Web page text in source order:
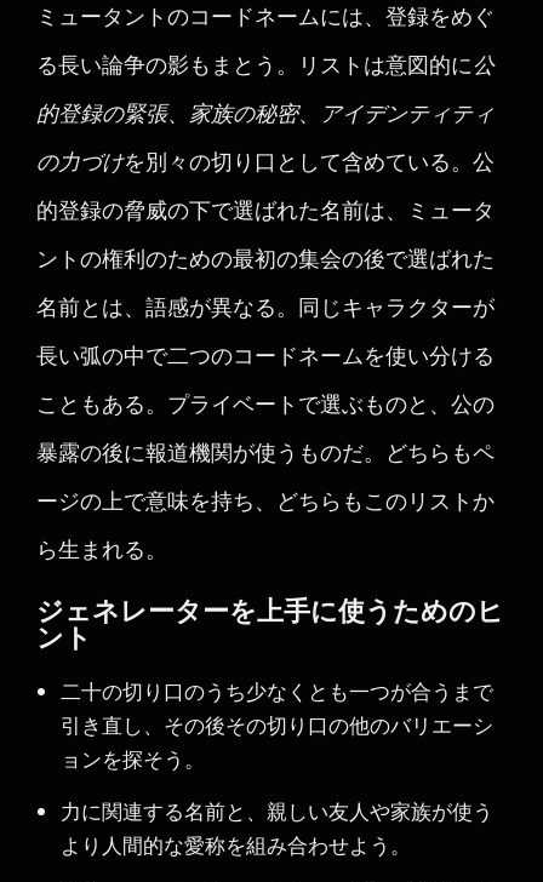
ミュータントのコードネームには、登録をめぐ
る長い論争の影もまとう。リストは意図的に公
的登録の緊張、 家族の秘密、
アイデンティティ
の力づけを別々の切り口として含めている。公
的登録の脅威の下で選ばれた名前は、ミュータ
ントの権利のための最初の集会の後で選ばれた
名前とは、語感が異なる。同じキャラクターが
長い弧の中で二つのコードネームを使い分ける
こともある。プライベートで選ぶものと、公の
暴露の後に報道機関が使うものだ。どちらもペ
ージの上で意味を持ち、どちらもこのリストか
ら生まれる。
ジェネレーターを上手に使うためのヒ
ント
二十の切り口のうち少なくとも一つが合うまで
引き直し、その後その切り口の他のバリエーシ
ョンを探そう。
力に関連する名前と、親しい友人や家族が使う
より人間的な愛称を組み合わせよう。